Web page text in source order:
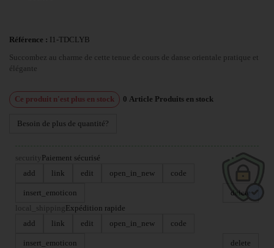
Référence : I1-TDCLYB
Succombez au charme de cette tenue de cours de danse orientale pratique et
élégante
Ce produit n'est plus en stock 0 Article Produits en stock
Besoin de plus de quantité?
security Paiement sécurisé
add
link edit open_in_new code
insert_emoticon
delete
local_shipping Expédition rapide
add
link edit open_in_new code
insert_emoticon
delete